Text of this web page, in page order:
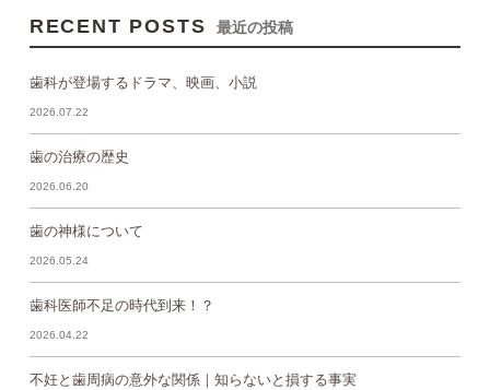
RECENT POSTS 最近の投稿
歯科が登場するドラマ、映画、小説
2026.07.22
歯の治療の歴史
2026.06.20
歯の神様について
2026.05.24
歯科医師不足の時代到来！？
2026.04.22
不妊と歯周病の意外な関係｜知らないと損する事実